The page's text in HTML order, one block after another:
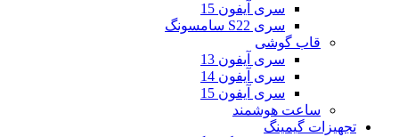
سری آیفون 15
سری S22 سامسونگ
قاب گوشی
سری آیفون 13
سری آیفون 14
سری آیفون 15
ساعت هوشمند
تجهیزات گیمینگ